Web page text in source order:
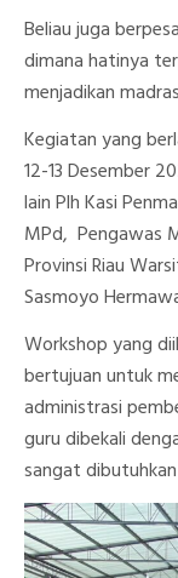
Beliau juga
dimana hatinya
menjadikan
Kegiatan yang
12-13 Desember
lain Plh Kasi
MPd, Pengawas
Provinsi Riau
Sasmoyo
Workshop yang
bertujuan untuk
administrasi
guru dibekali
sangat